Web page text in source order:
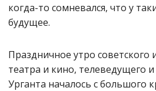
когда-то сомневался, что у
будущее.
Праздничное утро советского
театра и кино, телеведущего
Урганта началось с большого